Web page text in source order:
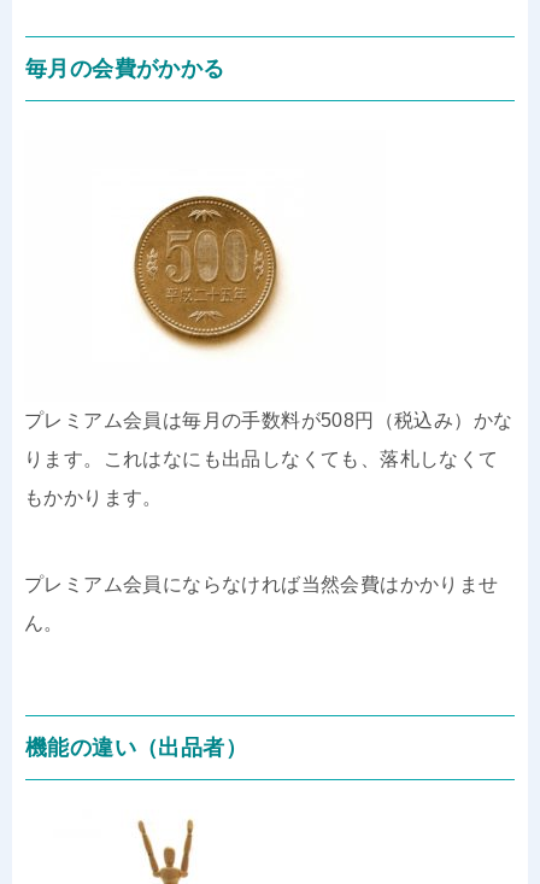
毎月の会費がかかる
プレミアム会員は毎月の手数料が508円（税込み）かな
ります。これはなにも出品しなくても、落札しなくて
もかかります。
プレミアム会員にならなければ当然会費はかかりませ
ん。
機能の違い（出品者）